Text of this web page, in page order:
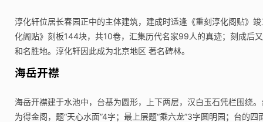
淳化轩位居长春园正中的主体建筑，建成时适逢《重刻淳化阁贴》
化阁贴》刻板144块，共10卷，汇集历代名家99人的真迹；刻成后
和名胜地。淳化轩因此成为北京地区 著名碑林。
海岳开襟
海岳开襟建于水池中，台基为圆形，上下两层，汉白玉石凭栏围绕
为得金阁，题“天心水面”4字；最上层题“乘六龙”3字圆明园；台的